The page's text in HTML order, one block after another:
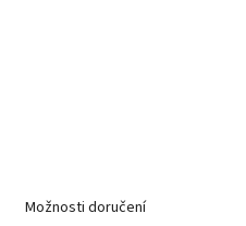
Možnosti doručení